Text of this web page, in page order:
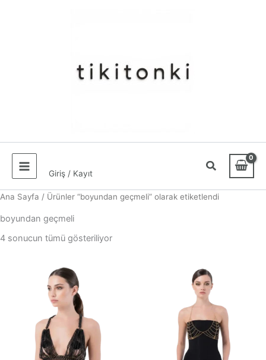
Giriş / Kayıt
Ana Sayfa / Ürünler “boyundan geçmeli” olarak etiketlendi
boyundan geçmeli
4 sonucun tümü gösteriliyorEn